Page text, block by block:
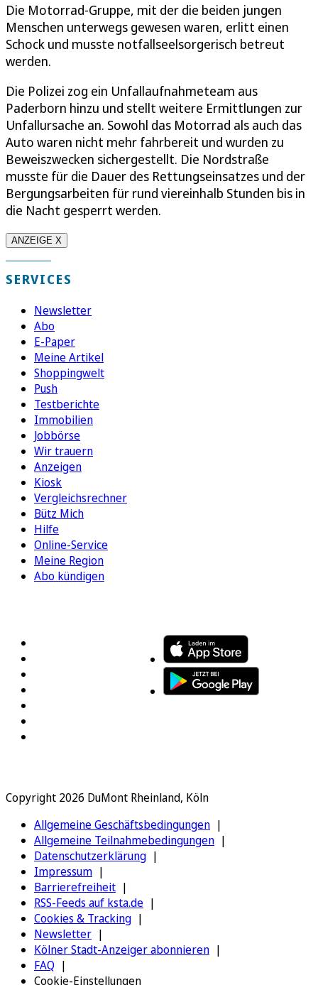
Die Motorrad-Gruppe, mit der die beiden jungen
Menschen unterwegs gewesen waren, erlitt einen
Schock und musste notfallseelsorgerisch betreut
werden.
Die Polizei zog ein Unfallaufnahmeteam aus
Paderborn hinzu und stellt weitere Ermittlungen zur
Unfallursache an. Sowohl das Motorrad als auch das
Auto waren nicht mehr fahrbereit und wurden zu
Beweiszwecken sichergestellt. Die Nordstraße
musste für die Dauer des Rettungseinsatzes und der
Bergungsarbeiten für rund viereinhalb Stunden bis in
die Nacht gesperrt werden.
ANZEIGE X
SERVICES
Newsletter
Abo
E-Paper
Meine Artikel
Shoppingwelt
Push
Testberichte
Immobilien
Jobbörse
Wir trauern
Anzeigen
Kiosk
Vergleichsrechner
Bütz Mich
Hilfe
Online-Service
Meine Region
Abo kündigen
Copyright 2026 DuMont Rheinland, Köln
Allgemeine Geschäftsbedingungen
Allgemeine Teilnahmebedingungen
Datenschutzerklärung
Impressum
Barrierefreiheit
RSS-Feeds auf ksta.de
Cookies & Tracking
Newsletter
Kölner Stadt-Anzeiger abonnieren
FAQ
Cookie-Einstellungen